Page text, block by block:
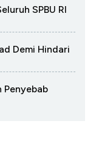
SPBU RI
Demi Hindari
Penyebab